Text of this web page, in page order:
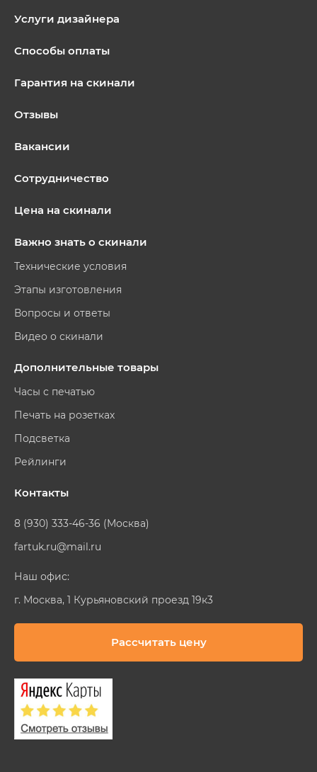
Услуги дизайнера
Способы оплаты
Гарантия на скинали
Отзывы
Вакансии
Сотрудничество
Цена на скинали
Важно знать о скинали
Технические условия
Этапы изготовления
Вопросы и ответы
Видео о скинали
Дополнительные товары
Часы с печатью
Печать на розетках
Подсветка
Рейлинги
Контакты
8 (930) 333-46-36 (Москва)
fartuk.ru@mail.ru
Наш офис:
г. Москва, 1 Курьяновский проезд 19к3
Рассчитать цену